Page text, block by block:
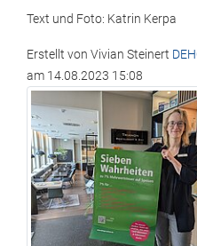
Text und Foto: Katrin Kerpa
Erstellt von Vivian Steinert
am 14.08.2023 15:08